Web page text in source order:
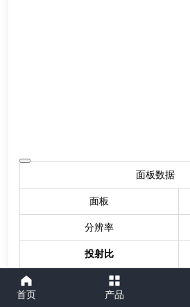
面板数据
面板
分辨率
投射比
上下位移量
首页 产品